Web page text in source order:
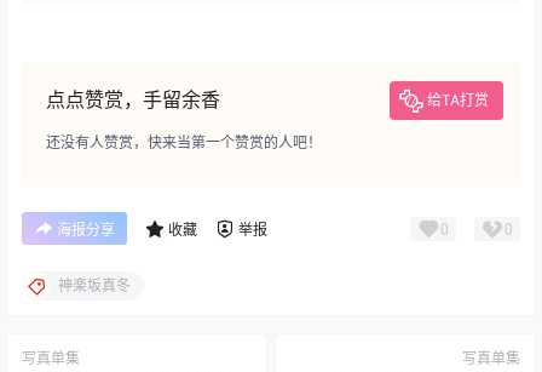
点点赞赏，手留余香 给TA打赏
还没有人赞赏，快来当第一个赞赏的人吧！
海报分享 收藏 举报 0 0
神楽坂真冬
写真单集 写真单集